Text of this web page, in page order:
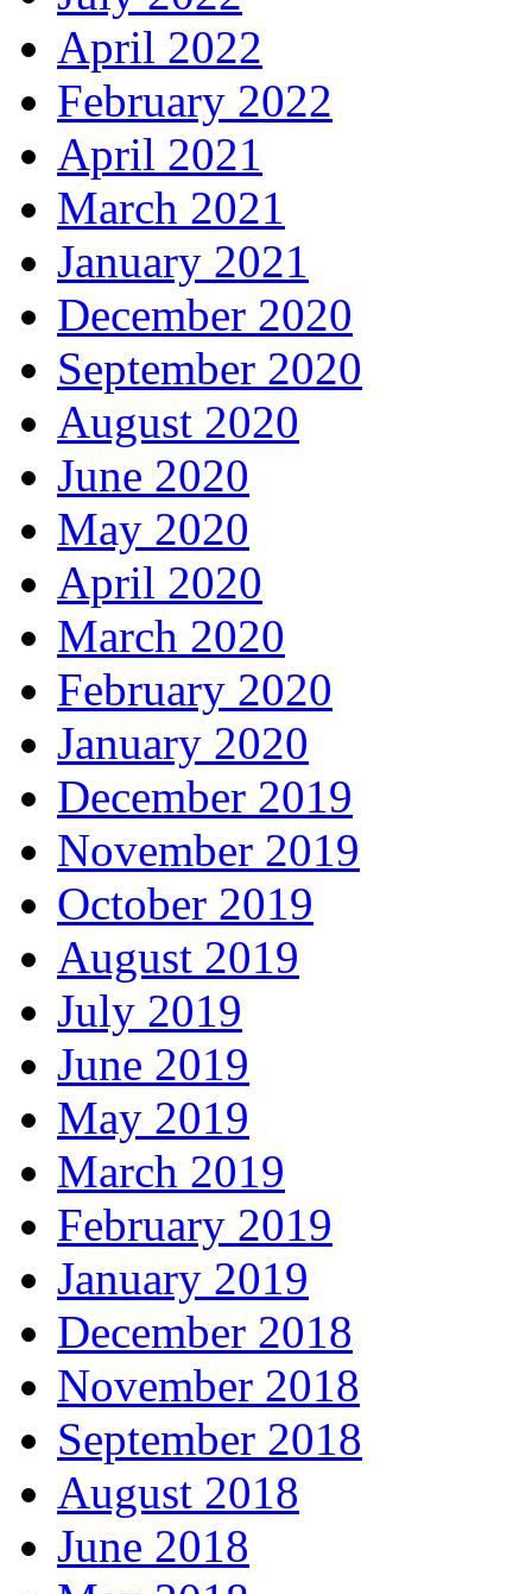
April 2022
February 2022
April 2021
March 2021
January 2021
December 2020
September 2020
August 2020
June 2020
May 2020
April 2020
March 2020
February 2020
January 2020
December 2019
November 2019
October 2019
August 2019
July 2019
June 2019
May 2019
March 2019
February 2019
January 2019
December 2018
November 2018
September 2018
August 2018
June 2018